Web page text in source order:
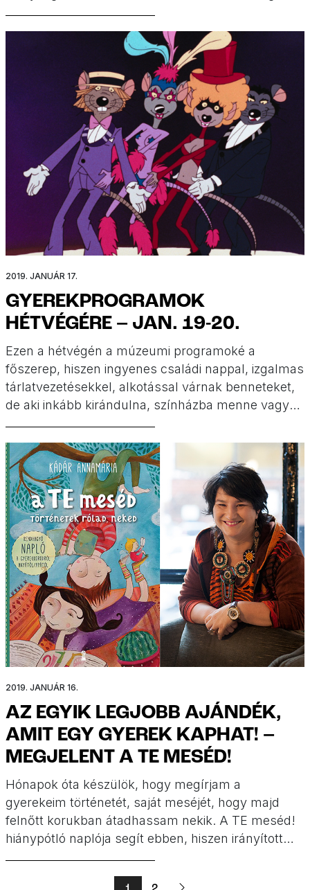
A kutyák is osztoznak jó pár tulajdonságon
Puppycornnal. Mind rendkívül energikusak, és tele
vannak kalandvággyal!(x)
2019. JANUÁR 17.
GYEREKPROGRAMOK
HÉTVÉGÉRE – JAN. 19-20.
Ezen a hétvégén a múzeumi programoké a
főszerep, hiszen ingyenes családi nappal, izgalmas
tárlatvezetésekkel, alkotással várnak benneteket,
de aki inkább kirándulna, színházba menne vagy
eseményeket.
2019. JANUÁR 16.
AZ EGYIK LEGJOBB AJÁNDÉK,
AMIT EGY GYEREK KAPHAT! –
MEGJELENT A TE MESÉD!
Hónapok óta készülök, hogy megírjam a
gyerekeim történetét, saját meséjét, hogy majd
felnőtt korukban átadhassam nekik. A TE meséd!
hiánypótló naplója segít ebben, hiszen irányított
emlékeket megőrizhessük a gyerekeink számára.